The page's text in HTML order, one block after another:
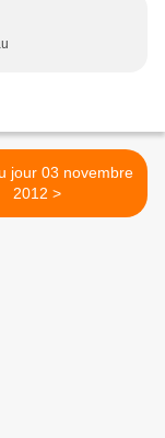
jour 03 novembre
2012 >